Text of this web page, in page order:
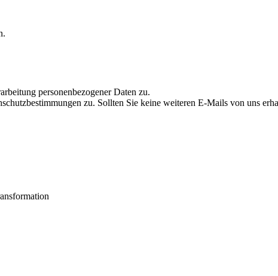
personenbezogener Daten zu.
zu. Sollten Sie keine weiteren E-Mails von uns